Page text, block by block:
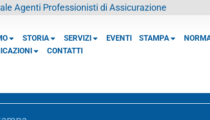
Agenti Professionisti di Assicurazione
STORIA SERVIZI EVENTI STAMPA
CONTATTI